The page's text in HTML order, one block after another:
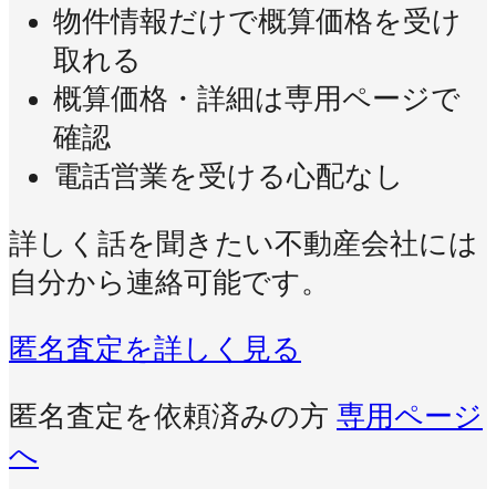
物件情報だけで概算価格を受け
取れる
概算価格・詳細は専用ページで
確認
電話営業を受ける心配なし
詳しく話を聞きたい不動産会社には
自分から連絡可能です。
匿名査定を詳しく見る
匿名査定を依頼済みの方 専用ページ
へ